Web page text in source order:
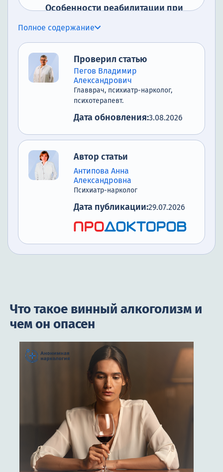
Особенности реабилитации при
зависимости
Уникальные аспекты нашего
подхода
Как начать лечение зависимости
Список литературы
Полное содержание
Проверил статью
Пегов Владимир
Александрович
Главврач, психиатр-нарколог,
психотерапевт.
Дата обновления:3.08.2026
Автор статьи
Антипова Анна
Александровна
Психиатр-нарколог
Дата публикации:29.07.2026
Что такое винный алкоголизм и
чем он опасен